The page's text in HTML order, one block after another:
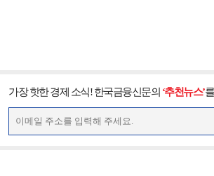
가장 핫한 경제 소식! 한국금융신문의 ‘추천뉴스’